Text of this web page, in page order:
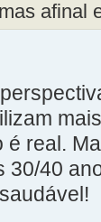
afinal
é real.
30/40